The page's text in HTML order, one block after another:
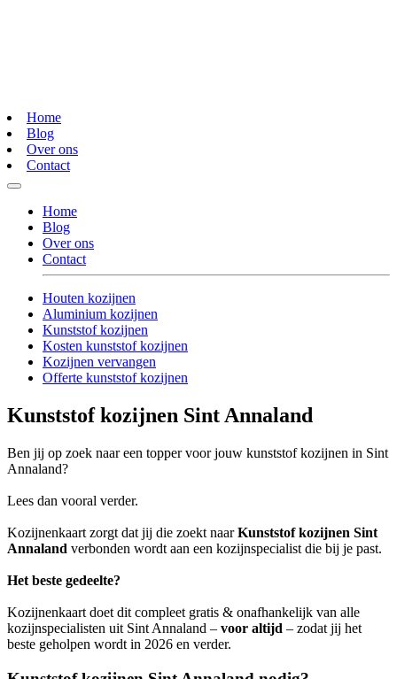
Home
Blog
Over ons
Contact
Home
Blog
Over ons
Contact
Houten kozijnen
Aluminium kozijnen
Kunststof kozijnen
Kosten kunststof kozijnen
Kozijnen vervangen
Offerte kunststof kozijnen
Kunststof kozijnen Sint Annaland
Ben jij op zoek naar een topper voor jouw kunststof kozijnen in Sint
Annaland?
Lees dan vooral verder.
Kozijnenkaart zorgt dat jij die zoekt naarKunststof kozijnen Sint
Annaland verbonden wordt aan een kozijnspecialist die bij je past.
Het beste gedeelte?
Kozijnenkaart doet dit compleet gratis & onafhankelijk van alle
kozijnspecialisten uit Sint Annaland – voor altijd – zodat jij het
beste geholpen wordt in 2026 en verder.